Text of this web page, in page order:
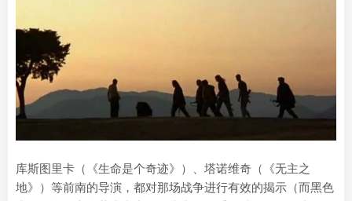
库斯图里卡（《生命是个奇迹》）、塔诺维奇（《无主之
地》）等前南的导演，都对那场战争进行有效的揭示（而黑色